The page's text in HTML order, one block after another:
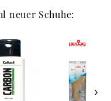
neuer Schuhe: